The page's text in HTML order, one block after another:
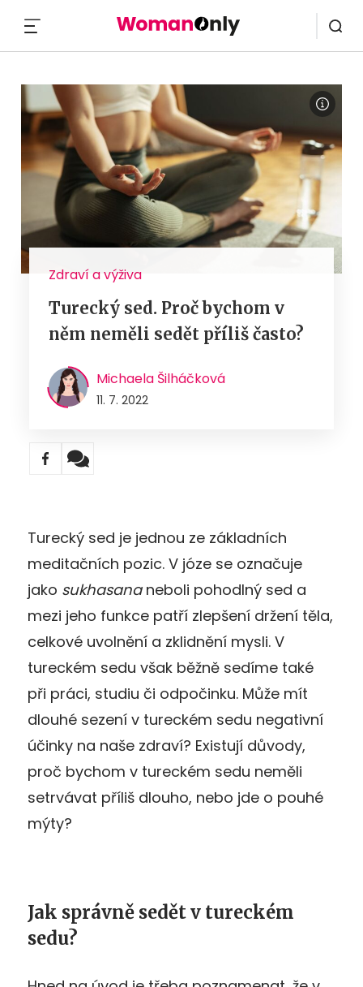
Zdraví a výživa
Turecký sed. Proč bychom v
něm neměli sedět příliš často?
Michaela Šilháčková
11. 7. 2022
Turecký sed je jednou ze základních
meditačních pozic. V józe se označuje
jako sukhasananeboli pohodlný sed a
mezi jeho funkce patří zlepšení držení těla,
celkové uvolnění a zklidnění mysli. V
tureckém sedu však běžně sedíme také
při práci, studiu či odpočinku. Může mít
dlouhé sezení v tureckém sedu negativní
účinky na naše zdraví? Existují důvody,
proč bychom v tureckém sedu neměli
setrvávat příliš dlouho, nebo jde o pouhé
mýty?
Jak správně sedět v tureckém
sedu?